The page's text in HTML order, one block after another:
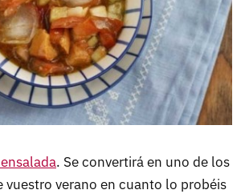
. Se convertirá en uno de los
vuestro verano en cuanto lo probéis